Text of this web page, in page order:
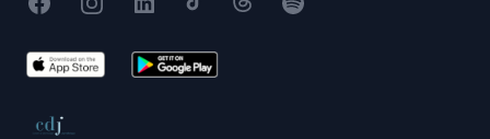
App Store Google Play
Conseil de déontologie journalistique